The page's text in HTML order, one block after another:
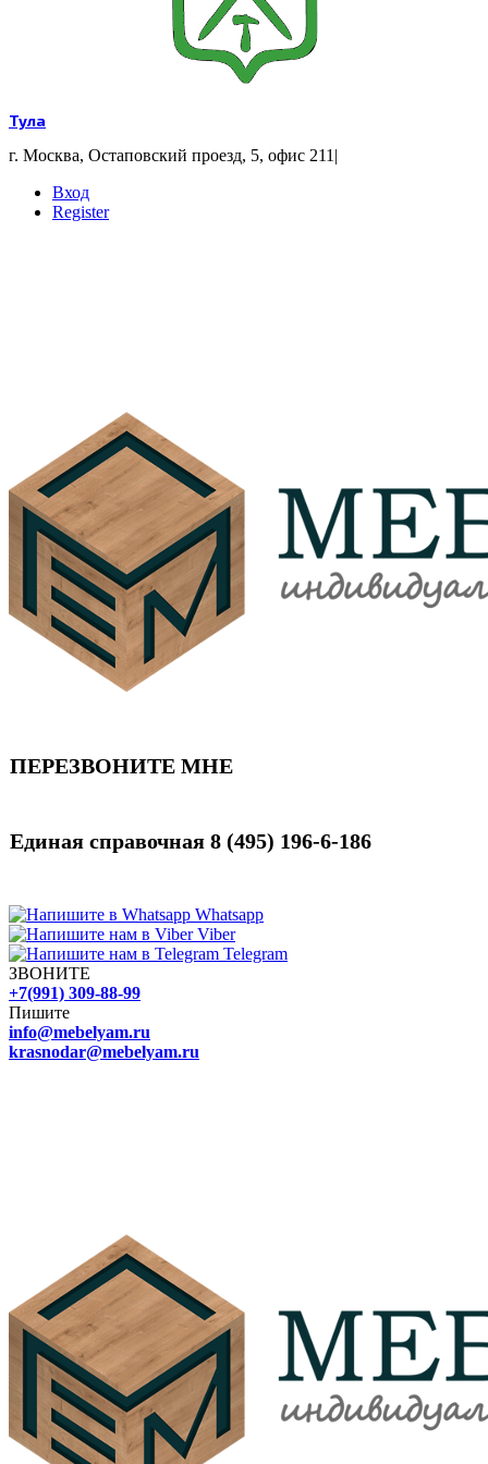
Тула
г. Москва, Остаповский проезд, 5, офис 211 |
Вход
Register
ПЕРЕЗВОНИТЕ МНЕ
Единая справочная 8 (495) 196-6-186
Whatsapp
Viber
Telegram
ЗВОНИТЕ
+7(991) 309-88-99
Пишите
info@mebelyam.ru
krasnodar@mebelyam.ru